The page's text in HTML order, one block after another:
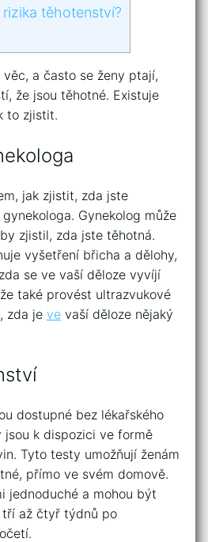
těhotenství?
a často se ženy ptají,
že jsou těhotné. Existuje
to zjistit.
jak zjistit, zda jste
Gynekolog může
zjistil, zda jste těhotná.
vyšetření břicha a dělohy,
se ve vaší děloze vyvíjí
také provést ultrazvukové
zda je ve vaší děloze nějaký
dostupné bez lékařského
k dispozici ve formě
Tyto testy umožňují ženám
přímo ve svém domově.
jednoduché a mohou být
až čtyř týdnů po